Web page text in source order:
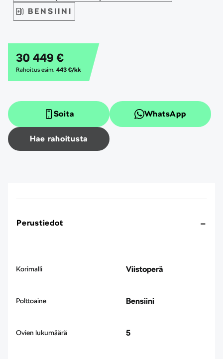
30 449 €
Rahoitus esim. 443 €/kk
BENSIINI
Soita WhatsApp
Hae rahoitusta
Perustiedot
Korimalli Viistoperä
Polttoaine Bensiini
Ovien lukumäärä 5